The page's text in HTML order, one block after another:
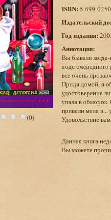
(0)
ISBN:5-699-
Издательский
Год издания:
Аннотация:
Вы бывали
ходе очередного
все очень
Придя домой, я
удостоверение
упала в обморок.
привели меня в...
Удовольствие
Данная книга
Вы можете